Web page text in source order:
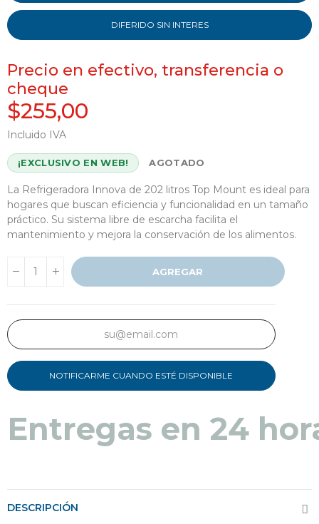
DIFERIDO SIN INTERES
Precio en efectivo, transferencia o
cheque
$255,00
Incluido IVA
¡EXCLUSIVO EN WEB! AGOTADO
La Refrigeradora Innova de 202 litros Top Mount es ideal para
hogares que buscan eficiencia y funcionalidad en un tamaño
práctico. Su sistema libre de escarcha facilita el
mantenimiento y mejora la conservación de los alimentos.
AGREGAR
NOTIFICARME CUANDO ESTÉ DISPONIBLE
Entregas en 24
DESCRIPCIÓN